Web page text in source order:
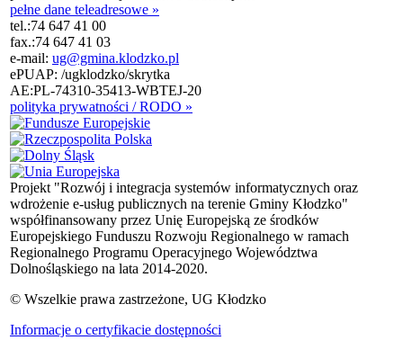
pełne dane teleadresowe »
tel.:74 647 41 00
fax.:74 647 41 03
e-mail: ug@gmina.klodzko.pl
ePUAP: /ugklodzko/skrytka
AE:PL-74310-35413-WBTEJ-20
polityka prywatności / RODO »
Projekt "Rozwój i integracja systemów informatycznych oraz
wdrożenie e-usług publicznych na terenie Gminy Kłodzko"
współfinansowany przez Unię Europejską ze środków
Europejskiego Funduszu Rozwoju Regionalnego w ramach
Regionalnego Programu Operacyjnego Województwa
Dolnośląskiego na lata 2014-2020.
© Wszelkie prawa zastrzeżone, UG Kłodzko
Informacje o certyfikacie dostępności